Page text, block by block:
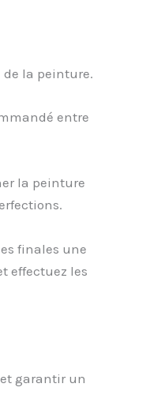
de la peinture.
entre
la peinture
finales une
effectuez les
garantir un